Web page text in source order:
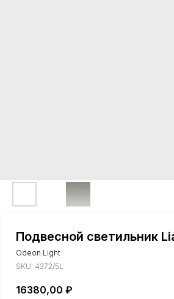
Подвесной светильник
Odeon Light
SKU: 4372/5L
16380,00 ₽